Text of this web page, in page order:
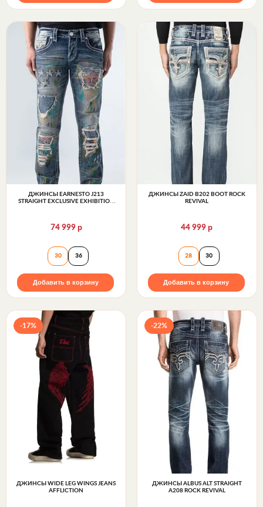
ДЖИНСЫ EARNESTO J213
STRAIGHT EXCLUSIVE EXHIBITION
74 999 р
Джинсы EARNESTO J213 STRAIGHT EXCLUSIVE
30 36
Добавить в корзину
ДЖИНСЫ ZAID B202 BOOT ROCK
REVIVAL
44 999р
Джинсы ZAID
28 30
Добавить в корзину
-17%
ДЖИНСЫ WIDE LEG WINGS JEANS
AFFLICTION
-22%
ДЖИНСЫ ALBUS ALT STRAIGHT
A208 ROCK REVIVAL